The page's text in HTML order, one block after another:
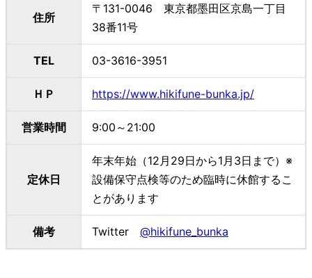
住所
〒131-0046 東京都墨田区京島一丁目
38番11号
TEL 03-3616-3951
ＨＰ https://www.hikifune-bunka.jp/
営業時間 9:00～21:00
定休日
年末年始（12月29日から1月3日まで）※
設備保守点検等のため臨時に休館するこ
とがあります
備考 Twitter @hikifune_bunka